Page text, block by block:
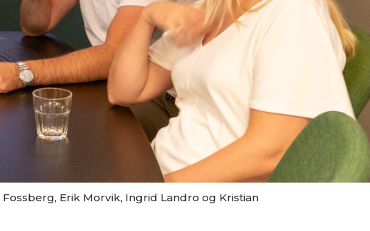
Erik Morvik, Ingrid Landro og Kristian